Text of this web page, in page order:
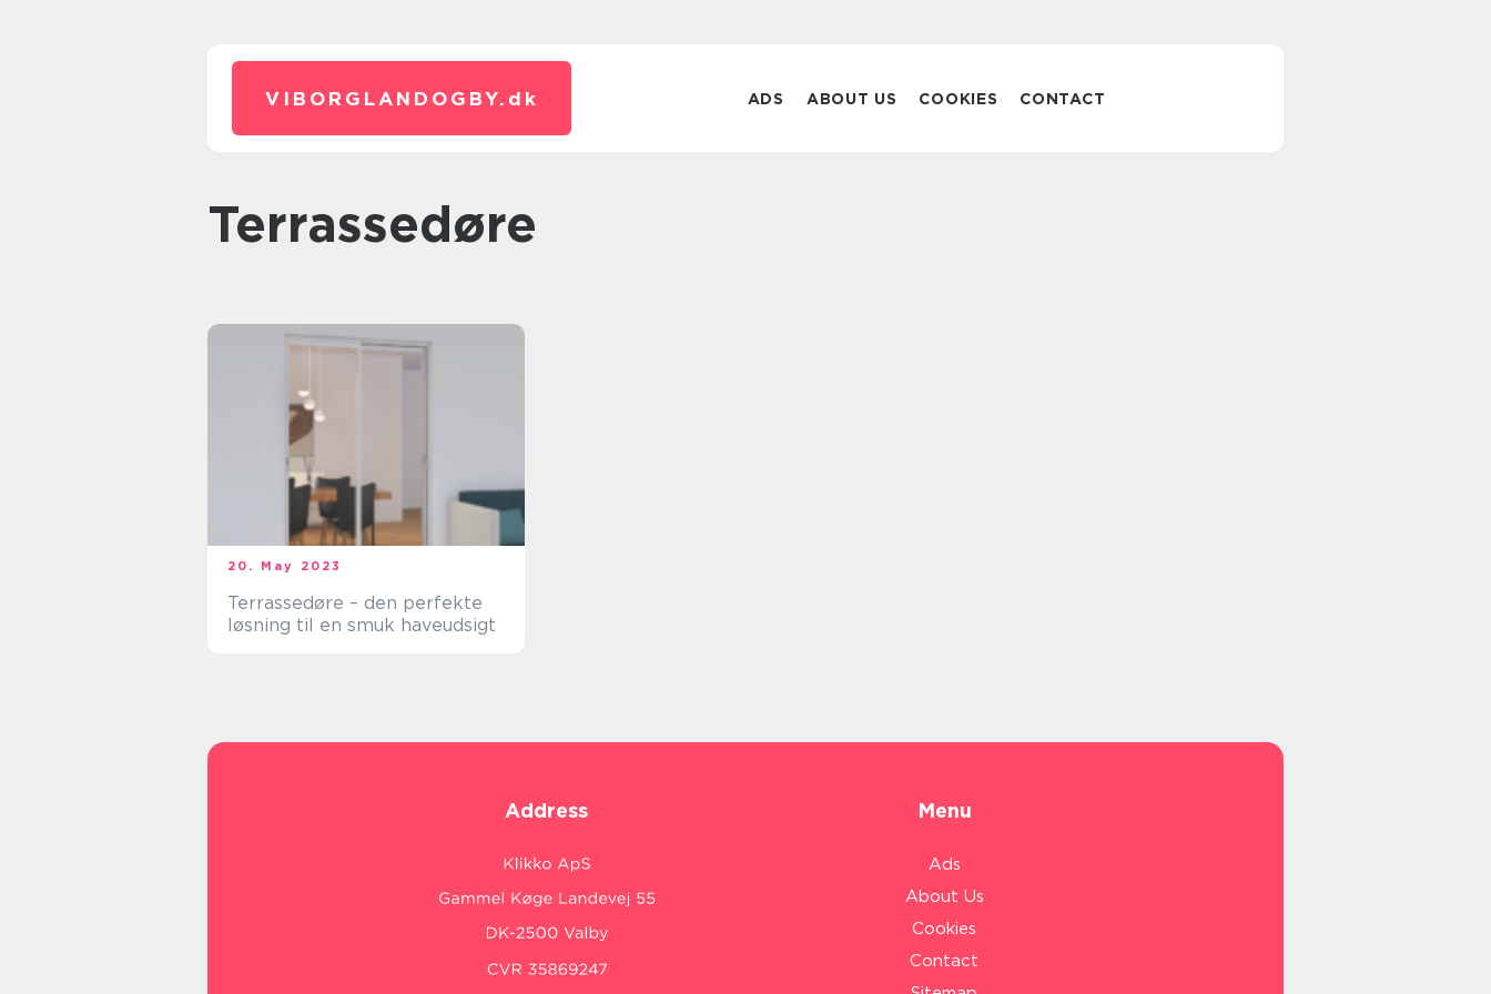
VIBORGLANDOGBY. dk ADS ABOUT US COOKIES CONTACT
terrassedøre
20. May 2023
Terrassedøre – den perfekte
løsning til en smuk haveudsigt
Address Menu
Ads
About Us
Cookies
Contact